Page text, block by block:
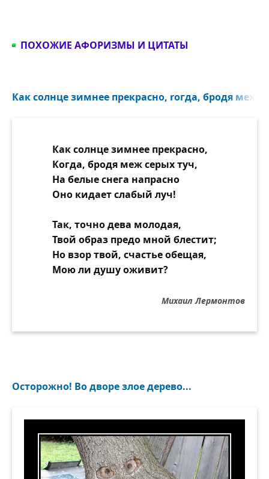
ПОХОЖИЕ АФОРИЗМЫ И ЦИТАТЫ
Как солнце зимнее прекрасно, rогда, бродя меж
Как солнце зимнее прекрасно,
Когда, бродя меж серых туч,
На белые снега напрасно
Оно кидает слабый луч!
Так, точно дева молодая,
Твой образ предо мной блестит;
Но взор твой, счастье обещая,
Мою ли душу оживит?
Михаил Лермонтов
Осторожно! Во дворе злое дерево...